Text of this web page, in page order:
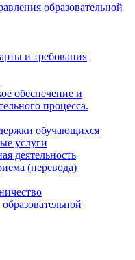
образовательной
и требования
обеспечение и
процесса.
обучающихся
услуги
деятельность
(перевода)